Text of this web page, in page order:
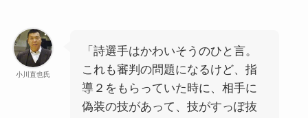
小川直也氏
「詩選手はかわいそうのひと言。
これも審判の問題になるけど、指
導２をもらっていた時に、相手に
偽装の技があって、技がすっぽ抜